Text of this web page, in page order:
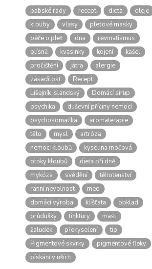
babské rady recept dieta
oleje
klouby
vlasy
pleťové masky
péče o pleť
dna
revmatismus
plísně
kvasinky kojení
kašel
pročištění
játra
alergie
zásaditost
Recept
Lišejník islandský
Domácí sirup
psychika
duševní příčiny nemocí
psychosomatika
aromaterapie
tělo
mysl
artróza
nemoci kloubů
kyselina močová
otoky kloubů
dieta při dně
mykóza
svědění
těhotenství
ranní nevolnost
med
domácí výroba
klíšťata
obklad
průdušky
tinktury
mast
žaludek
překyselení
tip
Pigmentové skvrky
pigmentové fleky
pískání v uších